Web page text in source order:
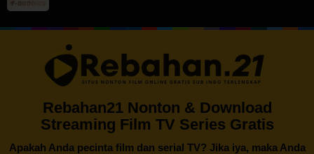
Rebahan21 Nonton & Download
Streaming Film TV Series Gratis
Apakah Anda pecinta film dan serial TV? Jika iya, maka Anda